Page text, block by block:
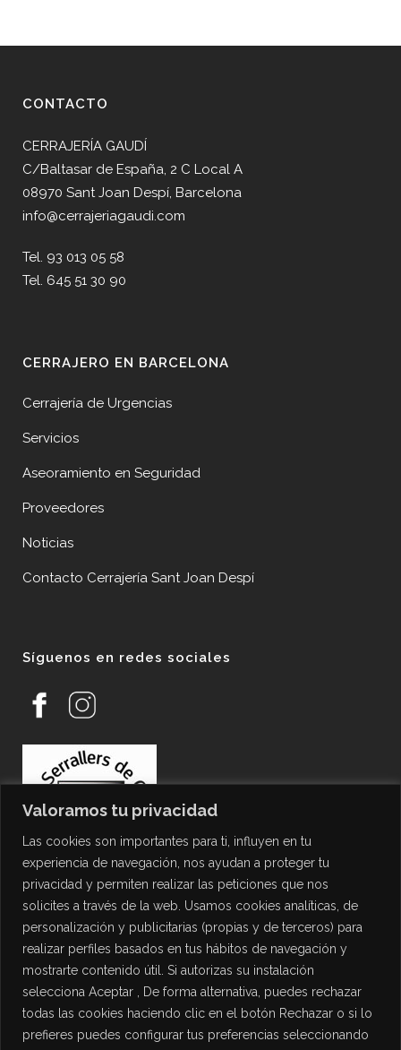
Valoramos tu privacidad
Las cookies son importantes para ti, influyen en tu
experiencia de navegación, nos ayudan a proteger tu
privacidad y permiten realizar las peticiones que nos
solicites a través de la web. Usamos cookies analíticas, de
personalización y publicitarias (propias y de terceros) para
realizar perfiles basados en tus hábitos de navegación y
mostrarte contenido útil. Si autorizas su instalación
selecciona Aceptar , De forma alternativa, puedes rechazar
todas las cookies haciendo clic en el botón Rechazar o si lo
prefieres puedes configurar tus preferencias seleccionando
CONTACTO
CERRAJERÍA GAUDÍ
C/Baltasar de España, 2 C Local A
08970 Sant Joan Despí, Barcelona
info@cerrajeriagaudi.com
Tel. 93 013 05 58
Tel. 645 51 30 90
CERRAJERO EN BARCELONA
Cerrajería de Urgencias
Servicios
Aseoramiento en Seguridad
Proveedores
Noticias
Contacto Cerrajería Sant Joan Despí
Síguenos en redes sociales
PROTECCIÓN DE DATOS
Política de Privacidad
Política de Cookies
Aviso Legal